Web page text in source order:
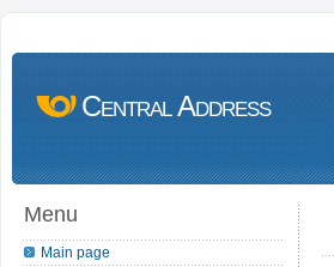
Central Address
Menu
Main page